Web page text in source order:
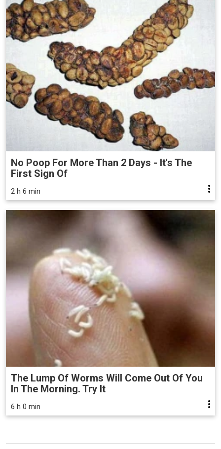
No Poop For More Than 2 Days - It's The
First Sign Of
2 h 6 min
The Lump Of Worms Will Come Out Of You
In The Morning. Try It
6 h 0 min